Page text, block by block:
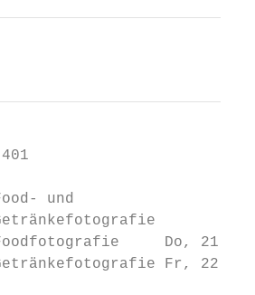
und
Do, 21.
Fr, 22.